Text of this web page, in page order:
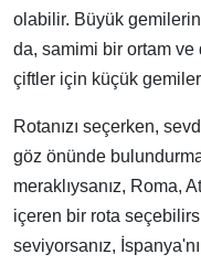
olabilir. Büyük
da, samimi bir ortam
çiftler için küçük
Rotanızı seçerken,
göz önünde
meraklıysanız, Roma,
içeren bir rota
seviyorsanız,